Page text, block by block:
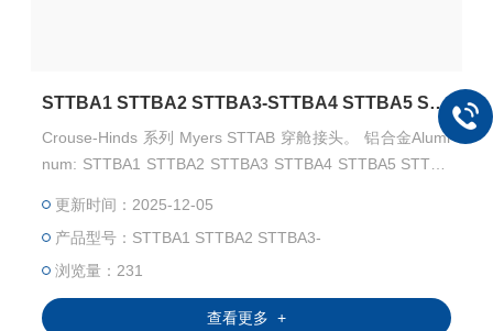
STTBA1 STTBA2 STTBA3-STTBA4 STTBA5 STTBA6 STTBA7 STTBA8 Myers hubs Alum
Crouse-Hinds 系列 Myers STTAB 穿舱接头。 铝合金Alumi
num: STTBA1 STTBA2 STTBA3 STTBA4 STTBA5 STTBA
属板 (IMC) 配合使用，是制药、化工、食品加工、纸浆/造
纸、核能、太阳能和商业建筑等。
更新时间：2025-12-05
产品型号：STTBA1 STTBA2 STTBA3-
浏览量：231
查看更多 +